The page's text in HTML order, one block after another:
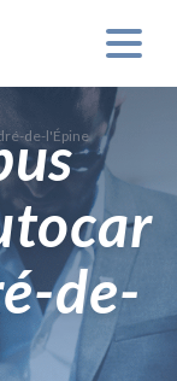
de-l'Épine
de-